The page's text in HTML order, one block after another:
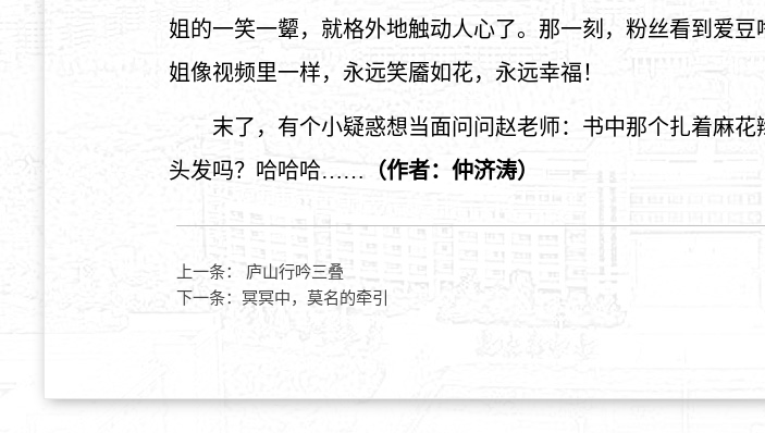
姐的一笑一颦，就格外地触动人心了。那一刻，粉丝看到爱
姐像视频里一样，永远笑靥如花，永远幸福！
末了，有个小疑惑想当面问问赵老师：书中那个扎着麻
头发吗？哈哈哈……
（作者：仲济涛）
上一条：
庐山行吟三叠
下一条： 冥冥中，莫名的牵引